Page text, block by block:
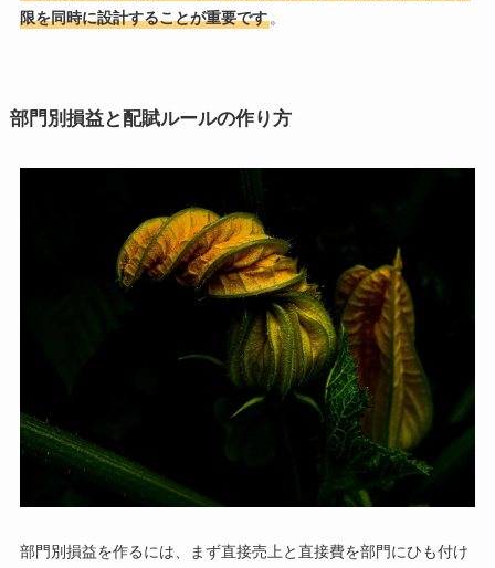
限を同時に設計することが重要です。
部門別損益と配賦ルールの作り方
部門別損益を作るには、まず直接売上と直接費を部門にひも付け